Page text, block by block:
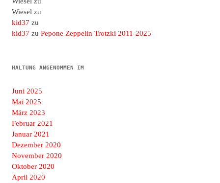
Wiesel zu
kid37 zu
kid37 zu Pepone Zeppelin Trotzki 2011-2025
HALTUNG ANGENOMMEN IM
Juni 2025
Mai 2025
März 2023
Februar 2021
Januar 2021
Dezember 2020
November 2020
Oktober 2020
April 2020